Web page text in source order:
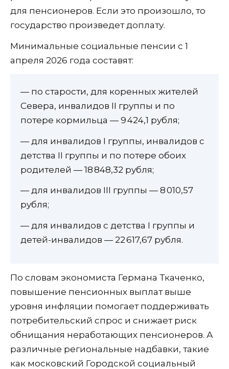
для пенсионеров. Если это произошло, то
государство произведет доплату.
Минимальные социальные пенсии с 1
апреля 2026 года составят:
— по старости, для коренных жителей
Севера, инвалидов II группы и по
потере кормильца — 9 424,1 рубля;
— для инвалидов I группы, инвалидов с
детства II группы и по потере обоих
родителей — 18 848,32 рубля;
— для инвалидов III группы — 8 010,57
рубля;
— для инвалидов с детства I группы и
детей-инвалидов — 22 617,67 рубля.
По словам экономиста Германа Ткаченко,
повышение пенсионных выплат выше
уровня инфляции помогает поддерживать
потребительский спрос и снижает риск
обнищания неработающих пенсионеров. А
различные региональные надбавки, такие
как московский Городской социальный